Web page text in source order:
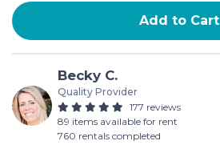
Add to Cart
Becky C.
Quality Provider
177 reviews
89 items available for rent
760 rentals completed